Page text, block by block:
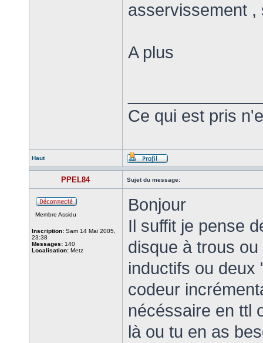
asservissement
A plus
Ce qui est pris
Haut
PPEL84 Sujet du message:
Membre Assidu
Inscription: Sam 14 Mai 2005,
23:38
Messages: 140
Localisation: Metz
Bonjour
Il suffit je pense
disque à trous
inductifs ou deux
codeur
nécéssaire en ttl
là ou tu en as